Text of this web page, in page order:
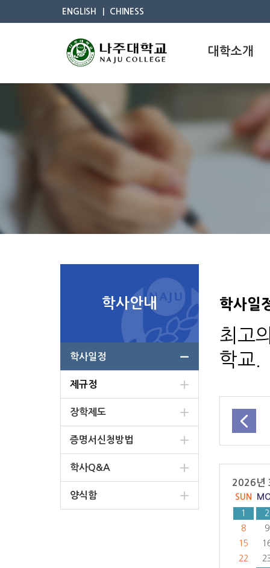
ENGLISH CHINESS
대학소개
학사안내
학사일정
제규정
장학제도
증명서신청방법
학사Q&A
양식함
학사일
최고
학교.
2026년
SUN
1
2
8
9
15
22